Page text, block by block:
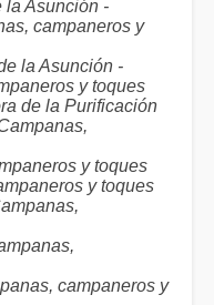
la Asunción -
campaneros y
la Asunción -
y toques
de la Purificación
y toques
y toques
campaneros y